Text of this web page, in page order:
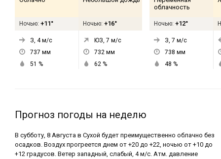
Ночью: +11°
З, 4м/с
737 мм
51 %
Ночью: +16°
ЮЗ, 7 м/с
732 мм
62 %
облачность
Ночью: +12°
З, 7 м/с
738 мм
48 %
Прогноз погоды на неделю
В субботу, 8 Августа в Сухой будет преимущественно облачно без
осадков. Воздух прогреется днем от +20 до +22, ночью от +10 до
+12 градусов. Ветер западный, слабый, 4 м/с. Атм. давление